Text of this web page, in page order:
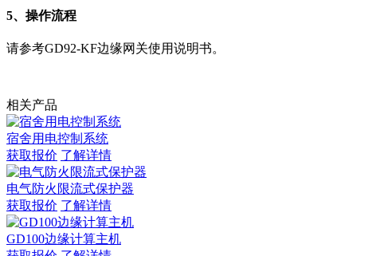
5、操作流程
请参考GD92-KF边缘网关使用说明书。
相关产品
宿舍用电控制系统
获取报价 了解详情
电气防火限流式保护器
获取报价 了解详情
GD100边缘计算主机